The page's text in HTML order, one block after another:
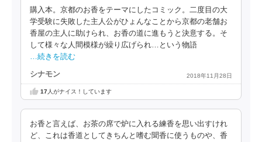
購入本。京都のお香をテーマにしたコミック。二度目の大
学受験に失敗した主人公がひょんなことから京都の老舗お
香屋の主人に助けられ、お香の道に進もうと決意する。そ
して様々な人間模様が繰り広げられ…という物語
…続きを読む
シナモン 2018年11月28日
17人がナイス！しています
お香と言えば、お茶の席で炉に入れる練香を思い出すけれ
ど、これは香道としてきちんと嗜む聞香に使うものや、香